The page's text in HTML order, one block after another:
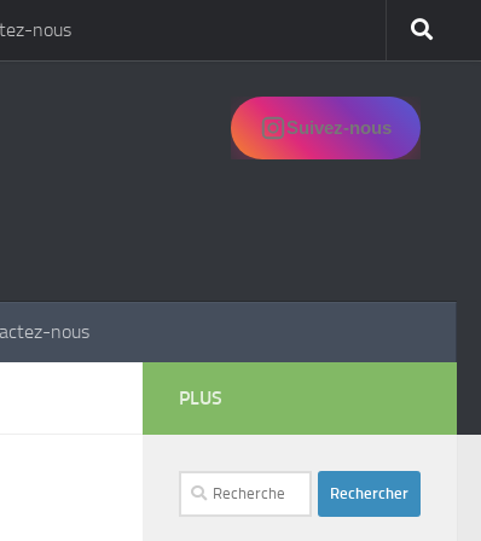
nous
Suivez-nous
nous
PLUS
Rechercher :